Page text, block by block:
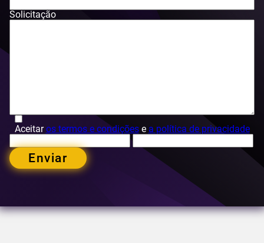
Solicitação
Aceitaros termos e condiçõese a política de privacidade
Enviar